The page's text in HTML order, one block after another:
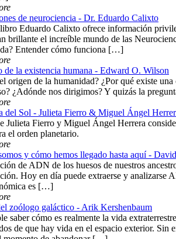
de neurociencia - Dr. Eduardo Calixto
Eduardo Calixto ofrece información
brillante el increíble mundo de las
Entender cómo funciona […]
de la existencia humana - Edward O. Wilson
origen de la humanidad? ¿Por qué existe
¿Adónde nos dirigimos? Y quizás la
del Sol - Julieta Fierro & Miguel Ángel
Julieta Fierro y Miguel Ángel Herrera
el orden planetario.
y cómo hemos llegado hasta aquí -
de ADN de los huesos de nuestros
Hoy en día puede extraerse y analizarse
es […]
zoólogo galáctico - Arik Kershenbaum
saber cómo es realmente la vida
de que hay vida en el espacio exterior. Sin